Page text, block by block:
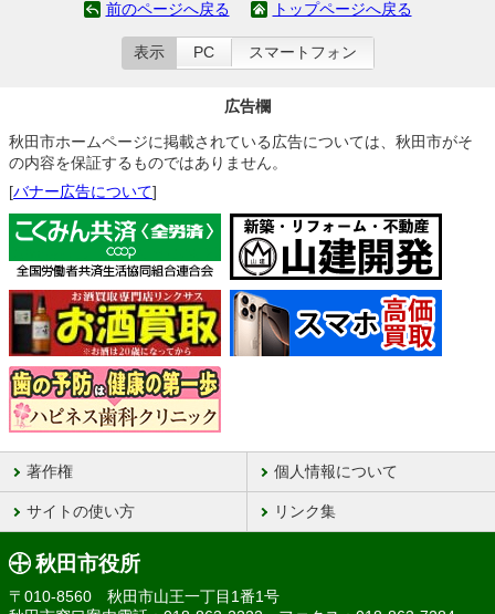
前のページへ戻る トップページへ戻る
表示 PC スマートフォン
広告欄
秋田市ホームページに掲載されている広告については、秋田市がそ
の内容を保証するものではありません。
[バナー広告について]
著作権 個人情報について
サイトの使い方 リンク集
秋田市役所
〒010-8560 秋田市山王一丁目1番1号